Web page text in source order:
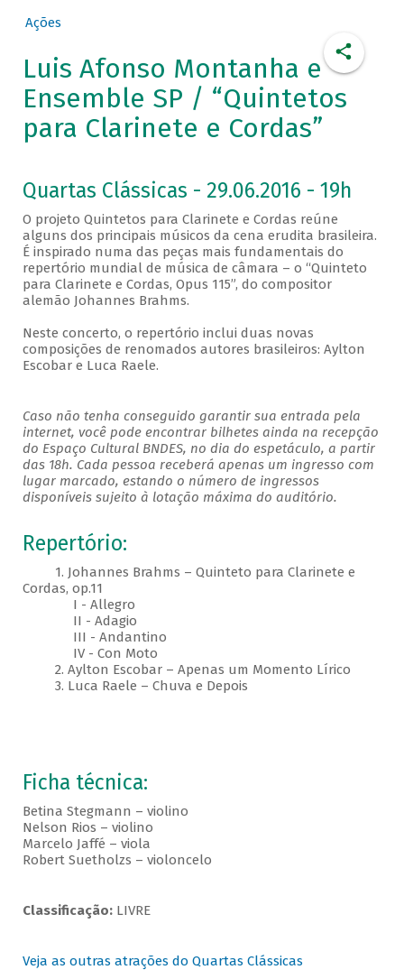
Ações
Luis Afonso Montanha e
Ensemble SP / “Quintetos
para Clarinete e Cordas”
Quartas Clássicas - 29.06.2016 - 19h
O projeto Quintetos para Clarinete e Cordas reúne
alguns dos principais músicos da cena erudita brasileira.
É inspirado numa das peças mais fundamentais do
repertório mundial de música de câmara – o “Quinteto
para Clarinete e Cordas, Opus 115”, do compositor
alemão Johannes Brahms.
Neste concerto, o repertório inclui duas novas
composições de renomados autores brasileiros: Aylton
Escobar e Luca Raele.
Caso não tenha conseguido garantir sua entrada pela
internet, você pode encontrar bilhetes ainda na recepção
do Espaço Cultural BNDES, no dia do espetáculo, a partir
das 18h. Cada pessoa receberá apenas um ingresso com
lugar marcado, estando o número de ingressos
disponíveis sujeito à lotação máxima do auditório.
Repertório:
1. Johannes Brahms – Quinteto para Clarinete e
Cordas, op.11
I - Allegro
II - Adagio
III - Andantino
IV - Con Moto
2. Aylton Escobar – Apenas um Momento Lírico
3. Luca Raele – Chuva e Depois
Ficha técnica:
Betina Stegmann – violino
Nelson Rios – violino
Marcelo Jaffé – viola
Robert Suetholzs – violoncelo
Classificação:LIVRE
Veja as outras atrações do Quartas Clássicas